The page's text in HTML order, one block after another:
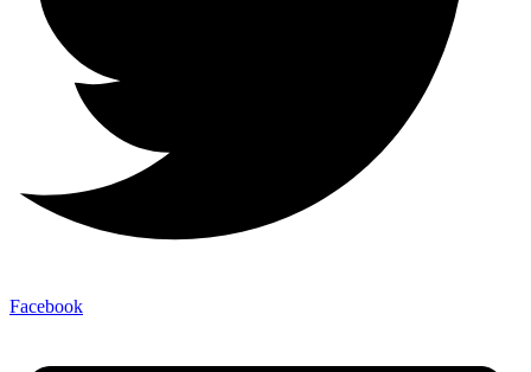
Facebook